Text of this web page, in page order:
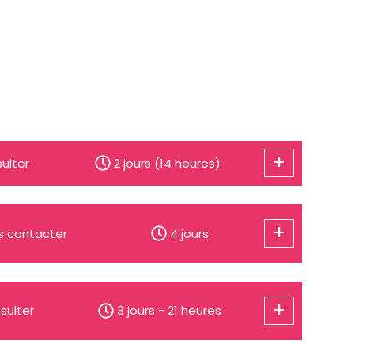
2 jours (14 heures) +
contacter 4 jours +
3 jours - 21 heures +